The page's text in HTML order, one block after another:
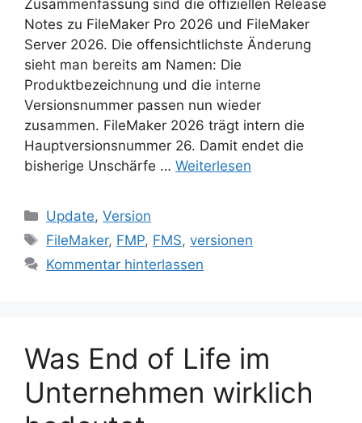
Zusammenfassung sind die offiziellen Release
Notes zu FileMaker Pro 2026 und FileMaker
Server 2026. Die offensichtlichste Änderung
sieht man bereits am Namen: Die
Produktbezeichnung und die interne
Versionsnummer passen nun wieder
zusammen. FileMaker 2026 trägt intern die
Hauptversionsnummer 26. Damit endet die
bisherige Unschärfe … Weiterlesen
Kategorien
Update,Version
Schlagwörter
FileMaker, FMP, FMS,versionen
Kommentar hinterlassen
Was End of Life im
Unternehmen wirklich